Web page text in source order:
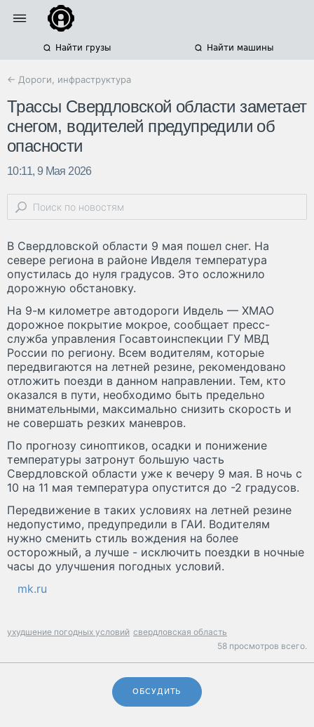
Найти грузы Найти машины
← Дороги, инфраструктура
Трассы Свердловской области заметает
снегом, водителей предупредили об
опасности
10:11, 9 Мая 2026
В Свердловской области 9 мая пошел снег. На
севере региона в районе Ивделя температура
опустилась до нуля градусов. Это осложнило
дорожную обстановку.
На 9-м километре автодороги Ивдель — ХМАО
дорожное покрытие мокрое, сообщает пресс-
служба управления Госавтоинспекции ГУ МВД
России по региону. Всем водителям, которые
передвигаются на летней резине, рекомендовано
отложить поезди в данном направлении. Тем, кто
оказался в пути, необходимо быть предельно
внимательными, максимально снизить скорость и
не совершать резких маневров.
По прогнозу синоптиков, осадки и понижение
температуры затронут большую часть
Свердловской области уже к вечеру 9 мая. В ночь с
10 на 11 мая температура опустится до -2 градусов.
Передвижение в таких условиях на летней резине
недопустимо, предупредили в ГАИ. Водителям
нужно сменить стиль вождения на более
осторожный, а лучше - исключить поездки в ночные
часы до улучшения погодных условий.
mk.ru
ухудшение погодных условий свердловская область
58 просмотров всего.
ОБСУДИТЬ